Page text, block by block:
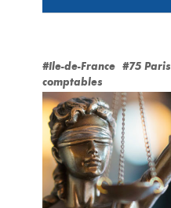
#Ile-de-France #75 Paris
comptables